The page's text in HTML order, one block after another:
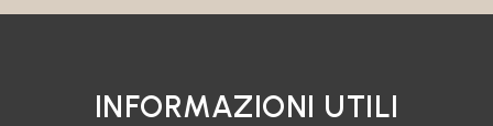
INFORMAZIONI UTILI